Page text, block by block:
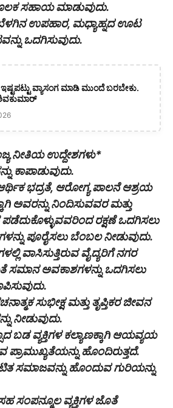
ಸಹಾಯ ಮಾಡುವುದು.
ಉಪಹಾರ, ಮಧ್ಯಾಹ್ನದ ಊಟ
ಒದಗಿಸುವುದು.
ಇಷ್ಟಪಟ್ಟು ವ್ಯಾಸಂಗ ಮಾಡಿ ಮುಂದೆ ಬರಬೇಕು.
ನೀತಿಯ ಉದ್ದೇಶಗಳು*
ಕಾಪಾಡುವುದು.
ಭದ್ರತೆ, ಆರೋಗ್ಯ ಪಾಲನೆ ಆಶ್ರಯ
ಅವರನ್ನು ನಿಂದಿಸುವವರ ಮತ್ತು
ರಕ್ಷಣೆ ಒದಗಿಸಲು
ಪೂರೈಸಲು ಬೆಂಬಲ ನೀಡುವುದು.
ವಾಸಿಸುತ್ತಿರುವ ವೈದ್ಯರಿಗೆ ನಗರ
ಸಮಾನ ಅವಕಾಶಗಳನ್ನು ಒದಗಿಸಲು
ಸುಭೀಕ್ಷ ಮತ್ತು ತೃಪ್ತಿಕರ ಜೀವನ
ನೀಡುವುದು.
ಬಡ ವ್ಯಕ್ತಿಗಳ ಕಲ್ಯಾಣಕ್ಕಾಗಿ ಆಯವ್ಯಯ
ಹೊಂದಿರುತ್ತದೆ.
ಹೊಂದುವ ಗುರಿಯನ್ನು
ಸಂಪನ್ಮೂಲ ವ್ಯಕ್ತಿಗಳ ಜೊತೆ